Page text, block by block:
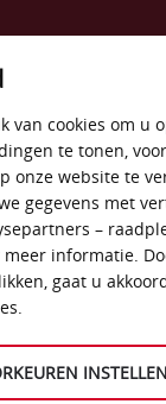
Dalby
van cookies om u
te tonen,
onze website te
gegevens met
–
meer informatie.
gaat u
INSTELLEN